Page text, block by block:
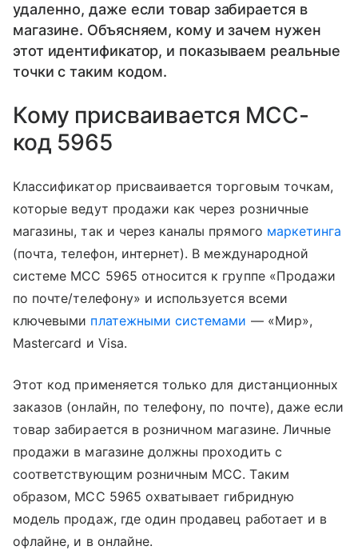
удаленно, даже если товар забирается в
магазине. Объясняем, кому и зачем нужен
этот идентификатор, и показываем реальные
точки с таким кодом.
Кому присваивается MCC-
код 5965
Классификатор присваивается торговым точкам,
которые ведут продажи как через розничные
магазины, так и через каналы прямого маркетинга
(почта, телефон, интернет). В международной
системе MCC 5965 относится к группе «Продажи
по почте/телефону» и используется всеми
ключевыми платежными системами — «Мир»,
Mastercard и Visa.
Этот код применяется только для дистанционных
заказов (онлайн, по телефону, по почте), даже если
товар забирается в розничном магазине. Личные
продажи в магазине должны проходить с
соответствующим розничным MCC. Таким
образом, MCC 5965 охватывает гибридную
модель продаж, где один продавец работает и в
офлайне, и в онлайне.